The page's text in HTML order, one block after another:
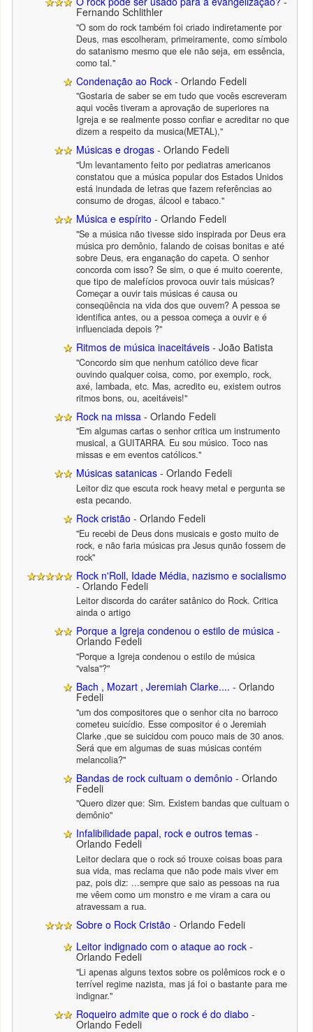
Fernando Schlithler
"O som do rock também foi criado indiretamente por
Deus, mas escolheram, primeiramente, como símbolo
do satanismo mesmo que ele não seja, em essência,
como tal."
Condenação ao Rock - Orlando Fedeli
"Gostaria de saber se em tudo que vocês escreveram
aqui vocês tiveram a aprovação de superiores na
Igreja e se realmente posso confiar e acreditar no que
dizem a respeito da musica(METAL),"
Músicas e drogas - Orlando Fedeli
"Um levantamento feito por pediatras americanos
constatou que a música popular dos Estados Unidos
está inundada de letras que fazem referências ao
consumo de drogas, álcool e tabaco."
Música e espírito - Orlando Fedeli
"Se a música não tivesse sido inspirada por Deus era
música pro demônio, falando de coisas bonitas e até
sobre Deus, era enganação do capeta. O senhor
concorda com isso? Se sim, o que é muito coerente,
que tipo de malefícios provoca ouvir tais músicas?
Começar a ouvir tais músicas é causa ou
conseqüência na vida dos que ouvem? A pessoa se
identifica antes, ou a pessoa começa a ouvir e é
influenciada depois ?"
Ritmos de música inaceitáveis - João Batista
"Concordo sim que nenhum católico deve ficar
ouvindo qualquer coisa, como, por exemplo, rock,
axé, lambada, etc. Mas, acredito eu, existem outros
ritmos bons, ou, aceitáveis!"
Rock na missa - Orlando Fedeli
"Em algumas cartas o senhor critica um instrumento
musical, a GUITARRA. Eu sou músico. Toco nas
missas e em eventos católicos."
Músicas satanicas - Orlando Fedeli
Leitor diz que escuta rock heavy metal e pergunta se
esta pecando.
Rock cristão - Orlando Fedeli
"Eu recebi de Deus dons musicais e gosto muito de
rock, e não faria músicas pra Jesus qunão fossem de
rock"
Rock n'Roll, Idade Média, nazismo e socialismo
- Orlando Fedeli
Leitor discorda do caráter satânico do Rock. Critica
ainda o artigo
Porque a Igreja condenou o estilo de música -
Orlando Fedeli
"Porque a Igreja condenou o estilo de música
"valsa"?"
Bach , Mozart , Jeremiah Clarke.... - Orlando
Fedeli
"um dos compositores que o senhor cita no barroco
cometeu suicídio. Esse compositor é o Jeremiah
Clarke ,que se suicidou com pouco mais de 30 anos.
Será que em algumas de suas músicas contém
melancolia?"
Bandas de rock cultuam o demônio - Orlando
Fedeli
"Quero dizer que: Sim. Existem bandas que cultuam o
demônio"
Infalibilidade papal, rock e outros temas -
Orlando Fedeli
Leitor declara que o rock só trouxe coisas boas para
sua vida, mas reclama que não pode mais viver em
paz, pois diz: ...sempre que saio as pessoas na rua
me vêem como um monstro e me viram a cara ou
atravessam a rua.
Sobre o Rock Cristão - Orlando Fedeli
Leitor indignado com o ataque ao rock -
Orlando Fedeli
"Li apenas alguns textos sobre os polêmicos rock e o
terrível regime nazista, mas já foi o bastante para me
indignar."
Roqueiro admite que o rock é do diabo -
Orlando Fedeli